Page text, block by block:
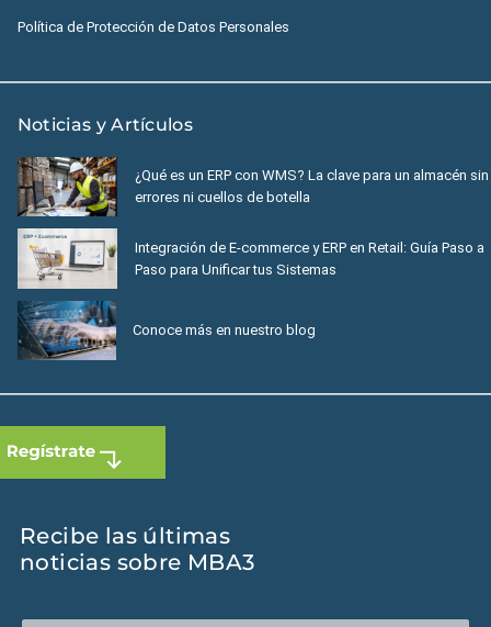
Política de Protección de Datos Personales
Noticias y Artículos
¿Qué es un ERP con WMS? La clave para un almacén sin
errores ni cuellos de botella
Integración de E-commerce y ERP en Retail: Guía Paso a
Paso para Unificar tus Sistemas
Conoce más en nuestro blog
Recibe las últimas
noticias sobre MBA3